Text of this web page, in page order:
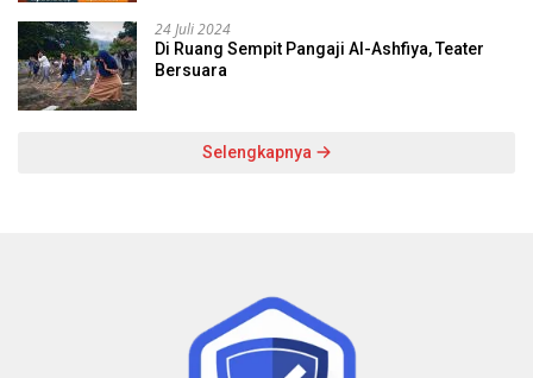
24 Juli 2024
Di Ruang Sempit Pangaji Al-Ashfiya, Teater
Bersuara
Selengkapnya